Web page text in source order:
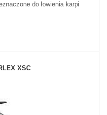
do łowienia karpi
XSC